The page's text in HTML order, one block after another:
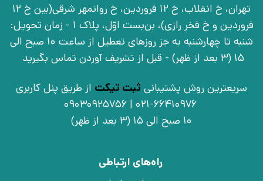
تهران، خ انقلاب، خ 12 فروردین، خ روانمهر شرقی(بین خ 12
فروردین و خ فخر رازی)، بن‌بست اوّل، پلاک 1 - زمان تحویل:
شنبه تا چهارشنبه به جز روزهای تعطیل از ساعت 10 صبح الی
15 (3 بعد از ظهر) - قبل از تشریف آوردن تماس بگیرید
سریعترین روش پشتیبانی ثبت تیکت از طریق پنل کاربری
021-66410976 | 09030925756
10 صبح الی 15 (3 بعد از ظهر)
راه‌های ارتباطی